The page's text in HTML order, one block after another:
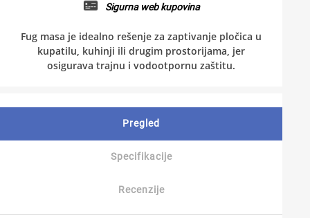
Sigurna web kupovina
Fug masa je idealno rešenje za zaptivanje pločica u
kupatilu, kuhinji ili drugim prostorijama, jer
osigurava trajnu i vodootpornu zaštitu.
Pregled
Specifikacije
Recenzije